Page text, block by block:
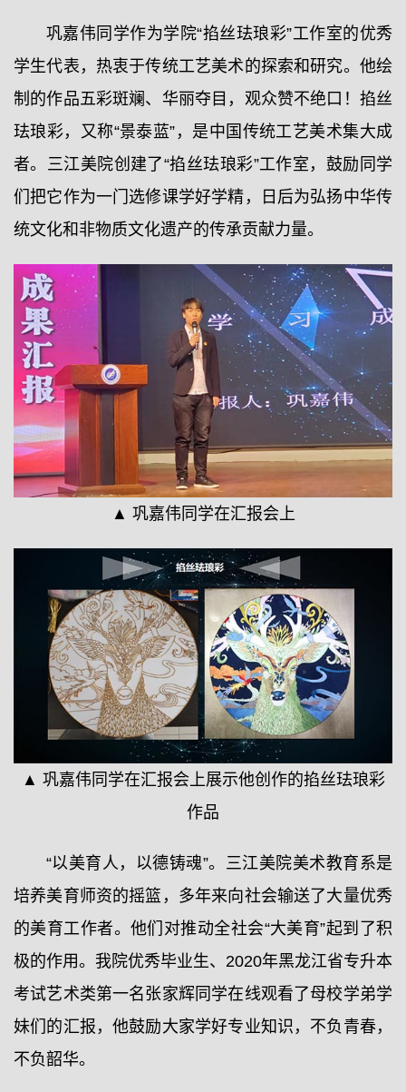
巩嘉伟同学作为学院“掐丝珐琅彩”工作室的优秀
学生代表，热衷于传统工艺美术的探索和研究。他绘
制的作品五彩斑斓、华丽夺目，观众赞不绝口！掐丝
珐琅彩，又称“景泰蓝”，是中国传统工艺美术集大成
者。三江美院创建了“掐丝珐琅彩”工作室，鼓励同学
们把它作为一门选修课学好学精，日后为弘扬中华传
统文化和非物质文化遗产的传承贡献力量。
▲ 巩嘉伟同学在汇报会上
▲ 巩嘉伟同学在汇报会上展示他创作的掐丝珐琅彩
作品
“以美育人，以德铸魂”。三江美院美术教育系是
培养美育师资的摇篮，多年来向社会输送了大量优秀
的美育工作者。他们对推动全社会“大美育”起到了积
极的作用。我院优秀毕业生、2020年黑龙江省专升本
考试艺术类第一名张家辉同学在线观看了母校学弟学
妹们的汇报，他鼓励大家学好专业知识，不负青春，
不负韶华。